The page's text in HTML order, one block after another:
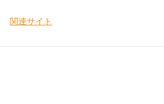
関連サイト